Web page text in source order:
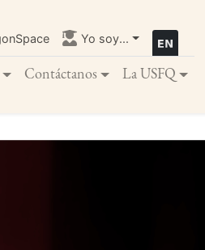
Yo soy...
Contáctanos La USFQ